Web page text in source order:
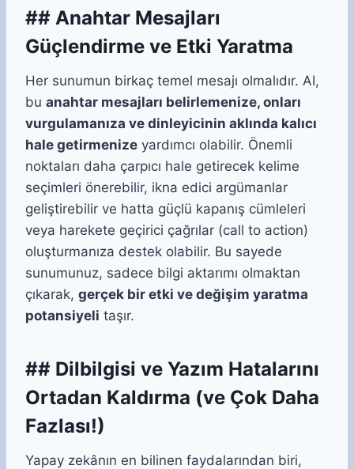
## Anahtar Mesajları
Güçlendirme ve Etki Yaratma
Her sunumun birkaç temel mesajı olmalıdır. AI,
bu anahtar mesajları belirlemenize, onları
vurgulamanıza ve dinleyicinin aklında kalıcı
hale getirmenize yardımcı olabilir. Önemli
noktaları daha çarpıcı hale getirecek kelime
seçimleri önerebilir, ikna edici argümanlar
geliştirebilir ve hatta güçlü kapanış cümleleri
veya harekete geçirici çağrılar (call to action)
oluşturmanıza destek olabilir. Bu sayede
sunumunuz, sadece bilgi aktarımı olmaktan
çıkarak, gerçek bir etki ve değişim yaratma
potansiyeli taşır.
## Dilbilgisi ve Yazım Hatalarını
Ortadan Kaldırma (ve Çok Daha
Fazlası!)
Yapay zekânın en bilinen faydalarından biri,